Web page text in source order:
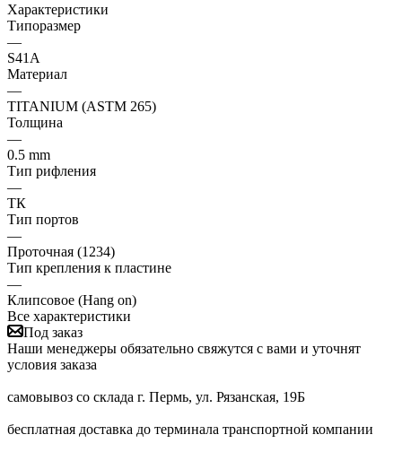
Характеристики
Типоразмер
—
S41A
Материал
—
TITANIUM (ASTM 265)
Толщина
—
0.5 mm
Тип рифления
—
ТК
Тип портов
—
Проточная (1234)
Тип крепления к пластине
—
Клипсовое (Hang on)
Все характеристики
Под заказ
Наши менеджеры обязательно свяжутся с вами и уточнят
условия заказа
самовывоз со склада г. Пермь, ул. Рязанская, 19Б
бесплатная доставка до терминала транспортной компании